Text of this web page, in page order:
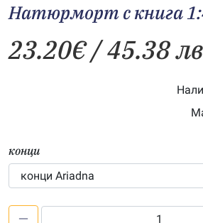
Натюрморт с книга
23.20€/ 45.38
конци